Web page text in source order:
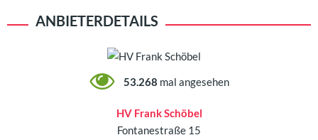
ANBIETERDETAILS
53.268 mal angesehen
HV Frank Schöbel
Fontanestraße 15